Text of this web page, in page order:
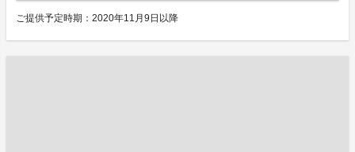
ご提供予定時期：2020年11月9日以降